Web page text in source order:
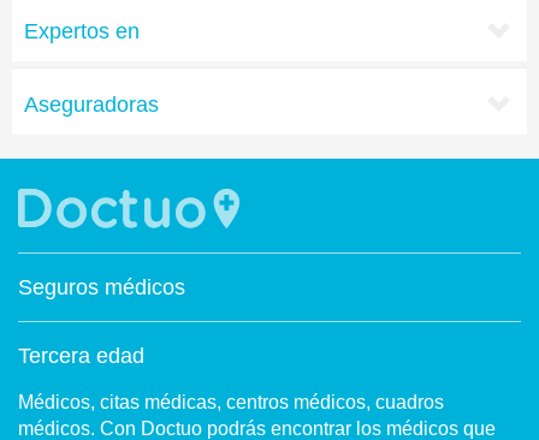
Expertos en
Aseguradoras
Seguros médicos
Tercera edad
Médicos, citas médicas, centros médicos, cuadros
médicos. Con Doctuo podrás encontrar los médicos que